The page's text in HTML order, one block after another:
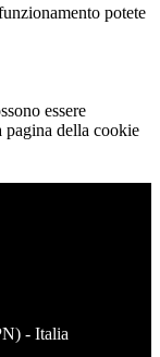
potete
essere
pagina della cookie
- Italia